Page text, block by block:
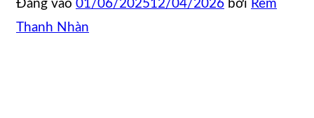
Đăng vào 01/06/202512/04/2026 bởi Rèm
Thanh Nhàn